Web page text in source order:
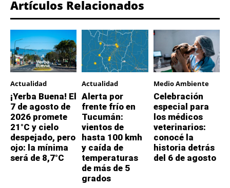
Artículos Relacionados
Actualidad
¡Yerba Buena! El
7 de agosto de
2026 promete
21°C y cielo
despejado, pero
ojo: la mínima
será de 8,7°C
Actualidad
Alerta por
frente frío en
Tucumán:
vientos de
hasta 100 kmh
y caída de
temperaturas
de más de 5
grados
Medio Ambiente
Celebración
especial para
los médicos
veterinarios:
conocé la
historia detrás
del 6 de agosto